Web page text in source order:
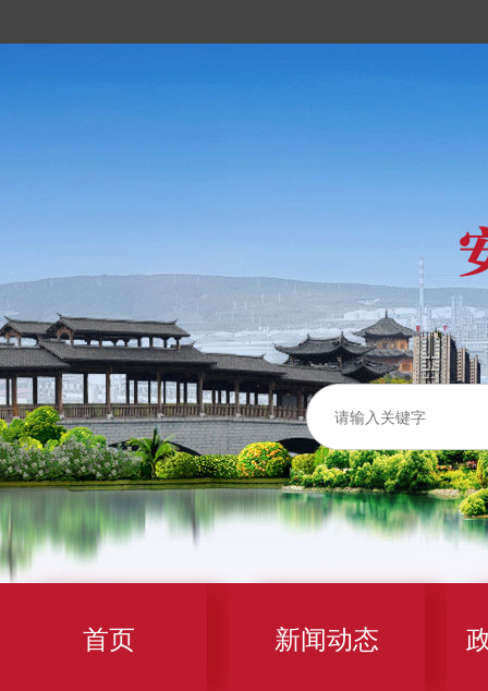
首页 新闻动态